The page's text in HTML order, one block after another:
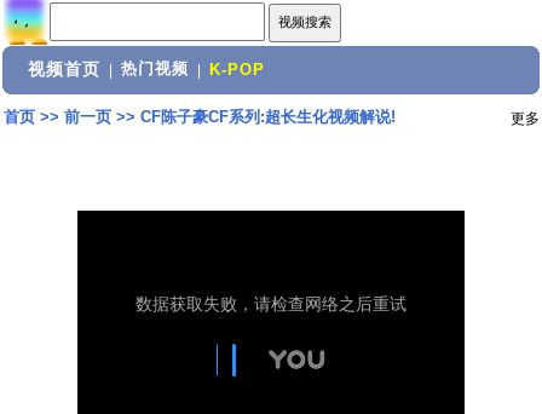
视频首页 热门视频 K-POP
首页>> 前一页>> CF陈子豪CF系列:超长生化视频解说! 更多